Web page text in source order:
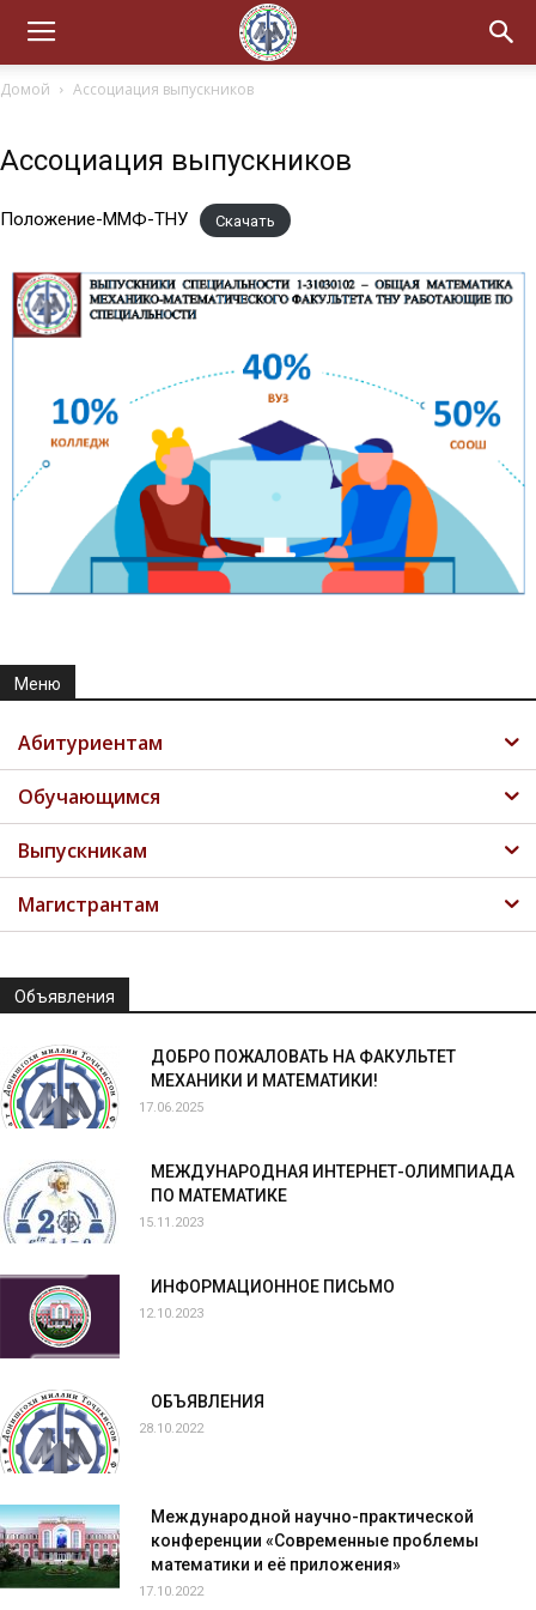
Домой Ассоциация выпускников
Ассоциация выпускников
Положение-ММФ-ТНУ Скачать
Меню
Абитуриентам
Обучающимся
Выпускникам
Магистрантам
Объявления
ДОБРО ПОЖАЛОВАТЬ НА ФАКУЛЬТЕТ
МЕХАНИКИ И МАТЕМАТИКИ!
17.06.2025
МЕЖДУНАРОДНАЯ ИНТЕРНЕТ-ОЛИМПИАДА
ПО МАТЕМАТИКЕ
15.11.2023
ИНФОРМАЦИОННОЕ ПИСЬМО
12.10.2023
ОБЪЯВЛЕНИЯ
28.10.2022
Международной научно-практической
конференции «Современные проблемы
математики и её приложения»
17.10.2022